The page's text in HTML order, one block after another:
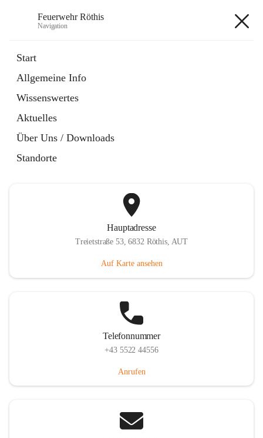
Feuerwehr Röthis
Navigation
Start
Allgemeine Info
Wissenswertes
Aktuelles
Über Uns / Downloads
Standorte
Datei
in
Tab
SPAR Pfandbonspende
Datei
öffnet
in
neuem
Tab
Hauptadresse
Treietstraße 53, 6832 Röthis, AUT
Auf Karte ansehen
Telefonnummer
+43 5522 44556
Anrufen